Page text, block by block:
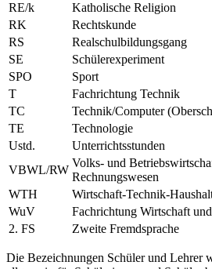
RE/k
Katholische Religion
RK
Rechtskunde
RS
Realschulbildungsgang
SE
Schülerexperiment
SPO
Sport
T
Fachrichtung Technik
TC
Technik/Computer
TE
Technologie
Ustd.
Unterrichtsstunden
VBWL/RW
Volks- und
Rechnungswesen
WTH
Wirtschaft-Technik-
WuV
Fachrichtung Wirtschaft
2. FS
Zweite Fremdsprache
Die Bezeichnungen Schüler und Lehrer